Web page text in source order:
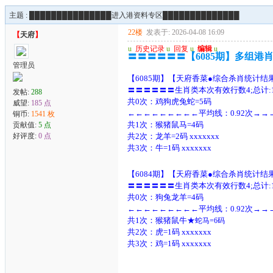
主题 : ███████████████进入港资料专区██████████████
【天府】
管理员
发帖: 288
威望: 185 点
铜币: 1541 枚
贡献值: 5 点
好评度: 0 点
22楼 发表于: 2026-04-08 16:09
u 历史记录 u 回复 u 编辑 u
〓〓〓〓〓〓【6085期】多组港
【6085期】【天府香菜●综合杀肖统计结
〓〓〓〓〓〓生肖类本次有效行数4;总
共0次：鸡狗虎兔蛇=5码
←←←←←←←←←平均线：0.92次
共1次：猴猪鼠马=4码
共2次：龙羊=2码 xxxxxxx
共3次：牛=1码 xxxxxxx
【6084期】【天府香菜●综合杀肖统计结
〓〓〓〓〓〓生肖类本次有效行数4;总
共0次：狗兔龙羊=4码
←←←←←←←←←平均线：0.92次
共1次：猴猪鼠牛★蛇马=6码
共2次：虎=1码 xxxxxxx
共3次：鸡=1码 xxxxxxx